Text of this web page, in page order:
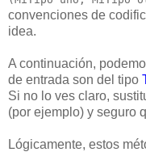
convenciones de
idea.
A continuación,
de entrada son del tipo
Si no lo ves claro,
(por ejemplo) y seguro
Lógicamente, estos